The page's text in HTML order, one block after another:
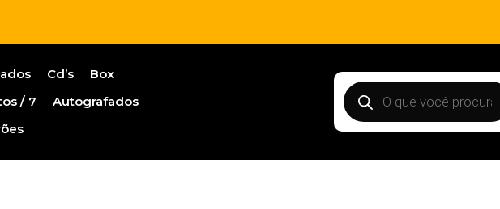
Cd’s
Box
/ 7
Autografados